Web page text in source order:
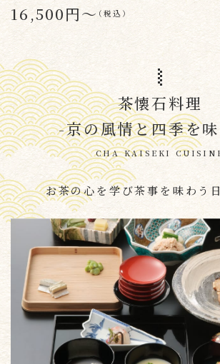
16,500円〜（ 税込 ）
茶懐石料理
-京の風情と四季を
CHA KAISEKI
お茶の心を学び茶事を味わう